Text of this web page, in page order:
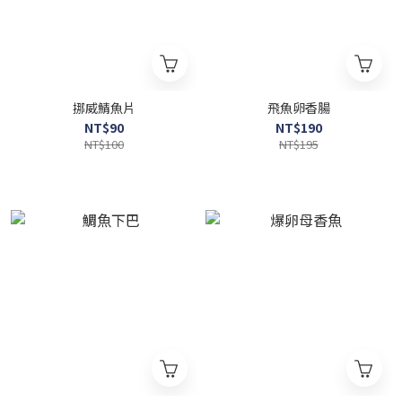
挪威鯖魚片
NT$90
NT$100
飛魚卵香腸
NT$190
NT$195